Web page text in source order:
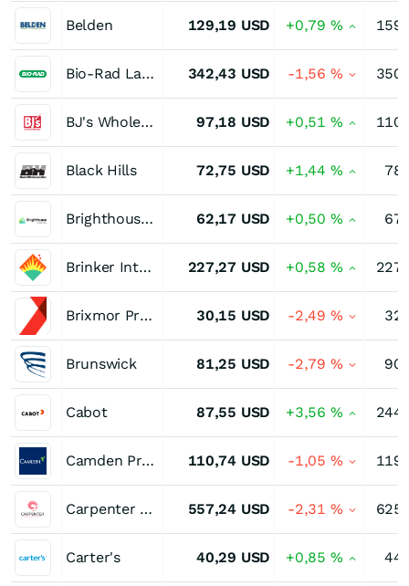
Belden 129,19 USD +0,79 %
Bio-Rad Laboratories (A) 342,43 USD -1,56 %
BJ's Wholesale Club Holdings 97,18 USD +0,51 %
Black Hills 72,75 USD +1,44 %
Brighthouse Financial 62,17 USD +0,50 %
Brinker International 227,27 USD +0,58 %
Brixmor Property Group 30,15 USD -2,49 %
Brunswick 81,25 USD -2,79 %
Cabot 87,55 USD +3,56 %
Camden Property Trust Registered of Benef Interest 110,74 USD -1,05 %
Carpenter Technology 557,24 USD -2,31 %
Carter's 40,29 USD +0,85 %